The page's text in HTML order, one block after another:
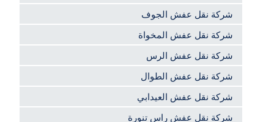
شركة نقل عفش الجوف
شركة نقل عفش المخواة
شركة نقل عفش الرس
شركة نقل عفش الطوال
شركة نقل عفش العيدابي
شركة نقل عفش راس تنورة